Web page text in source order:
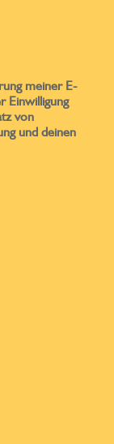
meiner E-
Einwilligung
von
und deinen